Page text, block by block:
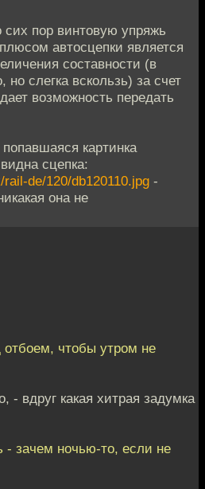
пор винтовую упряжь
автосцепки является
составности (в
но слегка вскользь) за счет
возможность передать
картинка
сцепка:
de/120/db120110.jpg -
она не
чтобы утром не
- вдруг какая хитрая задумка
- зачем ночью-то, если не